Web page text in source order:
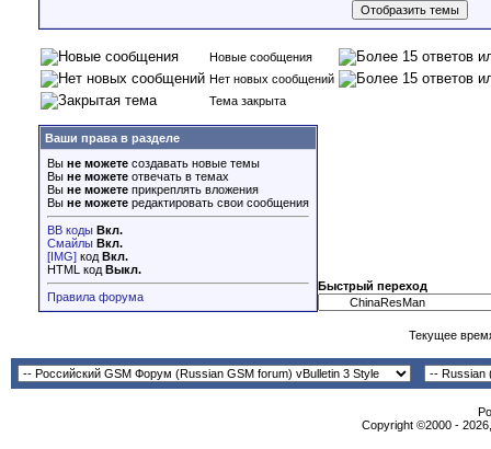
Новые сообщения
Нет новых сообщений
Тема закрыта
Ваши права в разделе
Вы не можете создавать новые темы
Вы не можете отвечать в темах
Вы не можете прикреплять вложения
Вы не можете редактировать свои сообщения
BB коды Вкл.
Смайлы Вкл.
[IMG] код Вкл.
HTML код Выкл.
Правила форума
Быстрый переход
Текущее
Copyright ©2000 -